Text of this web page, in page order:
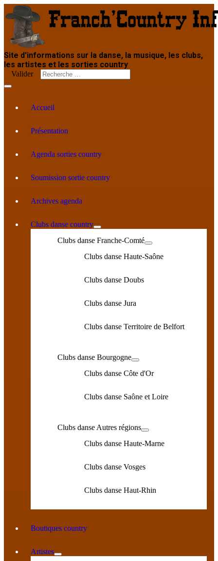
Site d'informations sur la danse, la musique, les clubs,
les artistes et les sorties country
Valider
Accueil
Présentation
Agenda sorties country
Soumission sortie country
Archives agenda
Clubs danse country
Clubs danse Franche-Comté
Clubs danse Haute-Saône
Clubs danse Doubs
Clubs danse Jura
Clubs danse Territoire de Belfort
Clubs danse Bourgogne
Clubs danse Côte d'Or
Clubs danse Saône et Loire
Clubs danse Autres régions
Clubs danse Haute-Marne
Clubs danse Vosges
Clubs danse Haut-Rhin
Boutiques country
Artistes